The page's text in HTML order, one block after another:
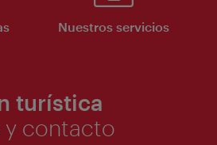
Nuestros servicios
turística
y contacto